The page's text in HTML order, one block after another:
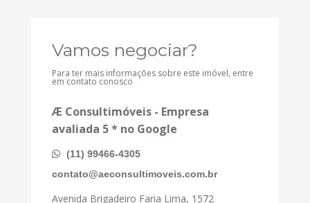
Vamos negociar?
Para ter mais informações sobre este imóvel, entre
em contato conosco
Æ Consultimóveis - Empresa
avaliada 5 * no Google
(11) 99466-4305
contato@aeconsultimoveis.com.br
Avenida Brigadeiro Faria Lima, 1572